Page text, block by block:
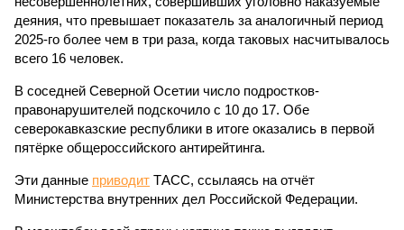
деяния, что превышает показатель за аналогичный период
2025-го более чем в три раза, когда таковых насчитывалось
всего 16 человек.
В соседней Северной Осетии число подростков-
правонарушителей подскочило с 10 до 17. Обе
северокавказские республики в итоге оказались в первой
пятёрке общероссийского антирейтинга.
Эти данные приводит ТАСС, ссылаясь на отчёт
Министерства внутренних дел Российской Федерации.